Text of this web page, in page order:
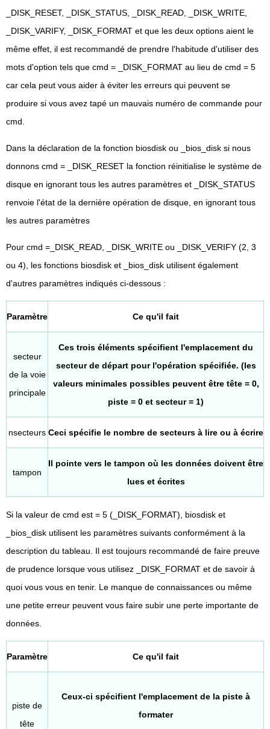
_DISK_RESET, _DISK_STATUS, _DISK_READ, _DISK_WRITE,
_DISK_VARIFY, _DISK_FORMAT et que les deux options aient le
même effet, il est recommandé de prendre l'habitude d'utiliser des
mots d'option tels que cmd = _DISK_FORMAT au lieu de cmd = 5
car cela peut vous aider à éviter les erreurs qui peuvent se
produire si vous avez tapé un mauvais numéro de commande pour
cmd.
Dans la déclaration de la fonction biosdisk ou _bios_disk si nous
donnons cmd = _DISK_RESET la fonction réinitialise le système de
disque en ignorant tous les autres paramètres et _DISK_STATUS
renvoie l'état de la dernière opération de disque, en ignorant tous
les autres paramètres
Pour cmd =_DISK_READ, _DISK_WRITE ou _DISK_VERIFY (2, 3
ou 4), les fonctions biosdisk et _bios_disk utilisent également
d'autres paramètres indiqués ci-dessous :
Paramètre Ce qu'il fait
secteur
de la voie
principale
Ces trois éléments spécifient l'emplacement du
secteur de départ pour l'opération spécifiée. (les
valeurs minimales possibles peuvent être tête = 0,
piste = 0 et secteur = 1)
nsecteurs Ceci spécifie le nombre de secteurs à lire ou à écrire
tampon
Il pointe vers le tampon où les données doivent être
lues et écrites
Si la valeur de cmd est = 5 (_DISK_FORMAT), biosdisk et
_bios_disk utilisent les paramètres suivants conformément à la
description du tableau. Il est toujours recommandé de faire preuve
de prudence lorsque vous utilisez _DISK_FORMAT et de savoir à
quoi vous vous en tenir. Le manque de connaissances ou même
une petite erreur peuvent vous faire subir une perte importante de
données.
Paramètre Ce qu'il fait
piste de
tête
Ceux-ci spécifient l'emplacement de la piste à
formater